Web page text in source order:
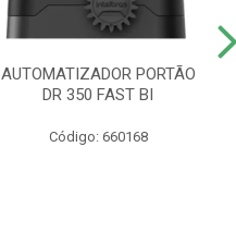
AUTOMATIZADOR PORTÃO
DR 350 FAST BI
Código: 660168